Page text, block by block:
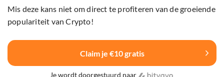
Mis deze kans niet om direct te profiteren van de groeiende
populariteit van Crypto!
Claim je €10 gratis
Je wordt doorgestuurd naar